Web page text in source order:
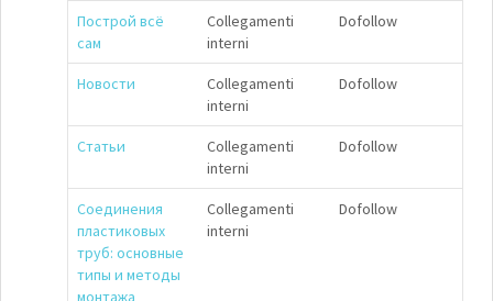
Построй всё
сам
Collegamenti
interni
Dofollow
Новости
Collegamenti
interni
Dofollow
Статьи
Collegamenti
interni
Dofollow
Соединения
пластиковых
труб: основные
типы и методы
монтажа
Collegamenti
interni
Dofollow